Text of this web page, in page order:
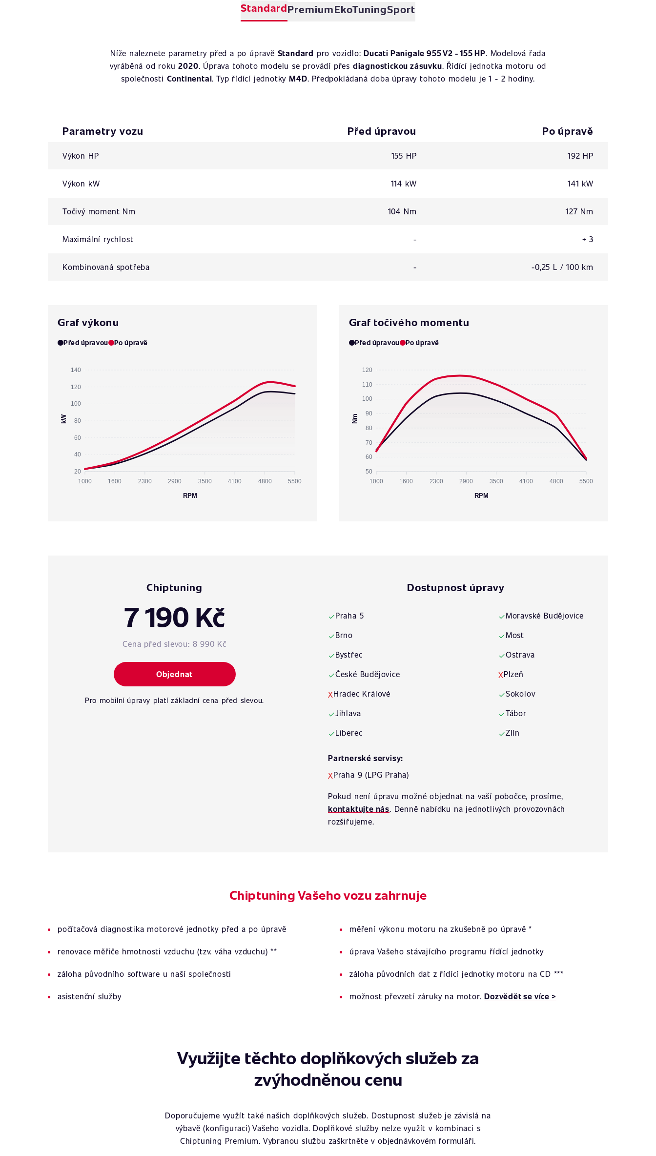
StandardPremiumEkoTuningSport
Níže naleznete parametry před a po úpravě Standard pro vozidlo:Ducati Panigale 955 V2 - 155 HP. Modelová řada
vyráběná od roku2020. Úprava tohoto modelu se provádí přes diagnostickou zásuvku. Řídící jednotka motoru od
společnosti Continental. Typ řídící jednotkyM4D. Předpokládaná doba úpravy tohoto modelu je 1 - 2 hodiny.
Parametry vozu Před úpravou Po úpravě
Výkon HP 155 HP 192 HP
Výkon kW 114 kW 141 kW
Točivý moment Nm 104 Nm 127 Nm
Maximální rychlost - + 3
Kombinovaná spotřeba - -0,25 L / 100 km
Graf výkonu
Před úpravou Po úpravě
140
120
100
80
60
40
20
kW
1000 1600 2300 2900 3500 4100 4800 5500
RPM
Graf točivého momentu
Před úpravou Po úpravě
120
110
100
90
80
70
60
50
Nm
1000 1600 2300 2900 3500 4100 4800 5500
RPM
Chiptuning
7 190 Kč
Cena před slevou: 8 990 Kč
Objednat
Pro mobilní úpravy platí základní cena před slevou.
Dostupnost úpravy
✓Praha 5
✓Brno
✓Bystřec
✓České Budějovice
XHradec Králové
✓Jihlava
✓Liberec
✓Moravské Budějovice
✓Most
✓Ostrava
XPlzeň
✓Sokolov
✓Tábor
✓Zlín
Partnerské servisy:
XPraha 9 (LPG Praha)
Pokud není úpravu možné objednat na vaší pobočce, prosíme,
kontaktujte nás. Denně nabídku na jednotlivých provozovnách
rozšiřujeme.
Chiptuning Vašeho vozu zahrnuje
počítačová diagnostika motorové jednotky před a po úpravě měření výkonu motoru na zkušebně po úpravě *
renovace měřiče hmotnosti vzduchu (tzv. váha vzduchu) ** úprava Vašeho stávajícího programu řídící jednotky
záloha původního software u naší společnosti záloha původních dat z řídící jednotky motoru na CD ***
asistenční služby možnost převzetí záruky na motor.Dozvědět se více >
Využijte těchto doplňkových služeb za
zvýhodněnou cenu
Doporučujeme využít také našich doplňkových služeb. Dostupnost služeb je závislá na
výbavě (konfiguraci) Vašeho vozidla. Doplňkové služby nelze využít v kombinaci s
Chiptuning Premium. Vybranou službu zaškrtněte v objednávkovém formuláři.